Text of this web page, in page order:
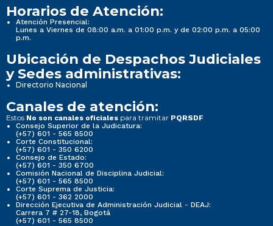
Horarios de Atención:
Atención Presencial:
Lunes a Viernes de 08:00 a.m. a 01:00 p.m. y de 02:00 p.m. a 05:00
p.m.
Ubicación de Despachos Judiciales
y Sedes administrativas:
Directorio Nacional
Canales de atención:
Estos No son canales oficiales para tramitar PQRSDF
Consejo Superior de la Judicatura:
(+57) 601 - 565 8500
Corte Constitucional:
(+57) 601 - 350 6200
Consejo de Estado:
(+57) 601 - 350 6700
Comisión Nacional de Disciplina Judicial:
(+57) 601 - 565 8500
Corte Suprema de Justicia:
(+57) 601 - 362 2000
Dirección Ejecutiva de Administración Judicial - DEAJ:
Carrera 7 # 27-18, Bogotá
(+57) 601 - 565 8500